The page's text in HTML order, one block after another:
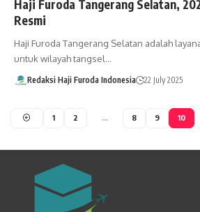
Haji Furoda Tangerang Selatan,
Resmi
Haji Furoda Tangerang Selatan adalah
untuk wilayah tangsel…
Redaksi Haji Furoda Indonesia 22 July 2025
1 2 … 8 9 10